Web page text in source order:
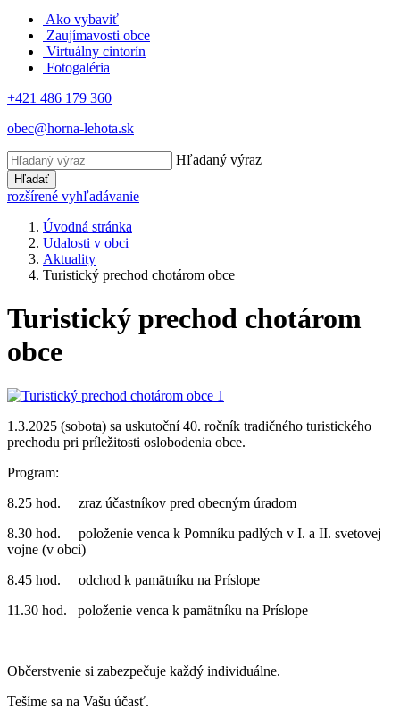
Ako vybaviť
Zaujímavosti obce
Virtuálny cintorín
Fotogaléria
+421 486 179 360
obec@horna-lehota.sk
Hľadaný výraz
Hľadať
rozšírené vyhľadávanie
Úvodná stránka
Udalosti v obci
Aktuality
Turistický prechod chotárom obce
Turistický prechod chotárom
obce
1.3.2025 (sobota) sa uskutoční 40. ročník tradičného turistického
prechodu pri príležitosti oslobodenia obce.
Program:
8.25 hod. zraz účastníkov pred obecným úradom
8.30 hod. položenie venca k Pomníku padlých v I. a II. svetovej
vojne (v obci)
8.45 hod. odchod k pamätníku na Príslope
11.30 hod. položenie venca k pamätníku na Príslope
Občerstvenie si zabezpečuje každý individuálne.
Tešíme sa na Vašu účasť.